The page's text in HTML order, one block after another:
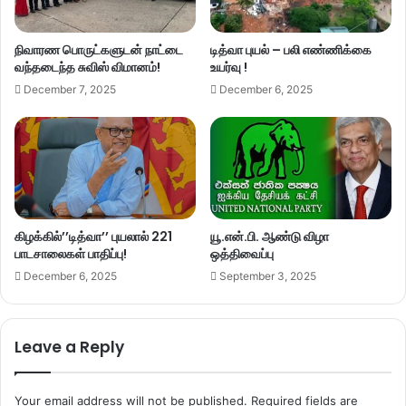
நிவாரண பொருட்களுடன் நாட்டை
வந்தடைந்த சுவிஸ் விமானம்!
December 7, 2025
டித்வா புயல் – பலி எண்ணிக்கை
உயர்வு !
December 6, 2025
கிழக்கில்’’டித்வா’’ புயலால் 221
பாடசாலைகள் பாதிப்பு!
December 6, 2025
யூ.என்.பி. ஆண்டு விழா
ஒத்திவைப்பு
September 3, 2025
Leave a Reply
Your email address will not be published. Required fields are